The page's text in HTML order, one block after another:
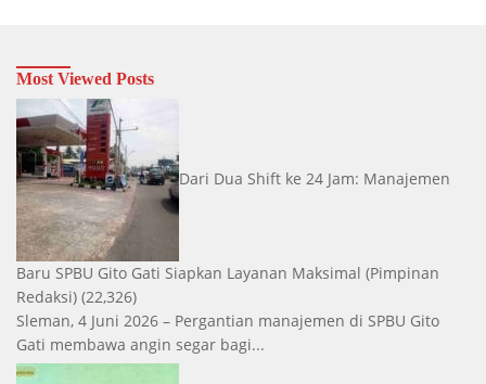
Most Viewed Posts
Dari Dua Shift ke 24 Jam: Manajemen
Baru SPBU Gito Gati Siapkan Layanan Maksimal (Pimpinan
Redaksi) (22,326)
Sleman, 4 Juni 2026 – Pergantian manajemen di SPBU Gito
Gati membawa angin segar bagi...